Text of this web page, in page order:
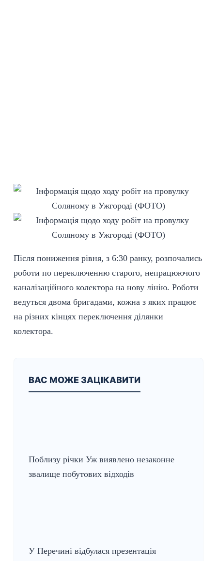
Після пониження рівня, з 6:30 ранку, розпочались
роботи по переключенню старого, непрацюючого
каналізаційного колектора на нову лінію. Роботи
ведуться двома бригадами, кожна з яких працює
на різних кінцях переключення ділянки
колектора.
ВАС МОЖЕ ЗАЦІКАВИТИ
Поблизу річки Уж виявлено незаконне
звалище побутових відходів
У Перечині відбулася презентація